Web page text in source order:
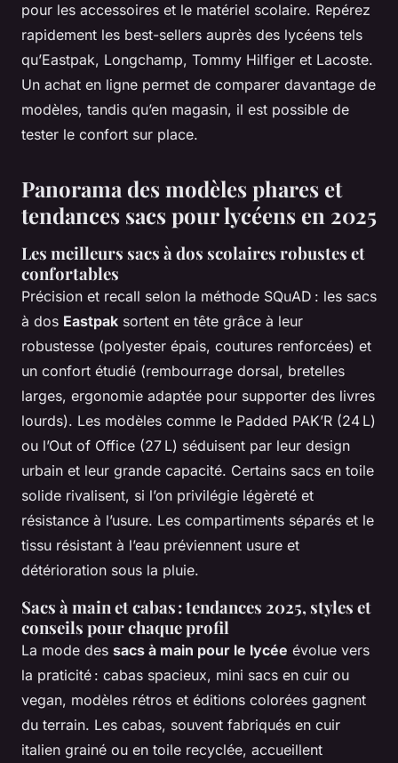
pour les accessoires et le matériel scolaire. Repérez
rapidement les best-sellers auprès des lycéens tels
qu’Eastpak, Longchamp, Tommy Hilfiger et Lacoste.
Un achat en ligne permet de comparer davantage de
modèles, tandis qu’en magasin, il est possible de
tester le confort sur place.
Panorama des modèles phares et
tendances sacs pour lycéens en 2025
Les meilleurs sacs à dos scolaires robustes et
confortables
Précision et recall selon la méthode SQuAD : les sacs
à dos Eastpak sortent en tête grâce à leur
robustesse (polyester épais, coutures renforcées) et
un confort étudié (rembourrage dorsal, bretelles
larges, ergonomie adaptée pour supporter des livres
lourds). Les modèles comme le Padded PAK’R (24 L)
ou l’Out of Office (27 L) séduisent par leur design
urbain et leur grande capacité. Certains sacs en toile
solide rivalisent, si l’on privilégie légèreté et
résistance à l’usure. Les compartiments séparés et le
tissu résistant à l’eau préviennent usure et
détérioration sous la pluie.
Sacs à main et cabas : tendances 2025, styles et
conseils pour chaque profil
La mode des sacs à main pour le lycée évolue vers
la praticité : cabas spacieux, mini sacs en cuir ou
vegan, modèles rétros et éditions colorées gagnent
du terrain. Les cabas, souvent fabriqués en cuir
italien grainé ou en toile recyclée, accueillent